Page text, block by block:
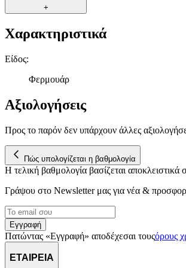
+
Χαρακτηριστικά
Είδος:
Φερμουάρ
Αξιολογήσεις
Προς το παρόν δεν υπάρχουν άλλες
Πώς υπολογίζεται η βαθμολογία
Η τελική βαθμολογία βασίζεται
Γράψου στο Νewsletter μας για νέα &
Εγγραφή
Πατώντας «Εγγραφή» αποδέχεσαι τουςόρους
ΕΤΑΙΡΕΙΑ